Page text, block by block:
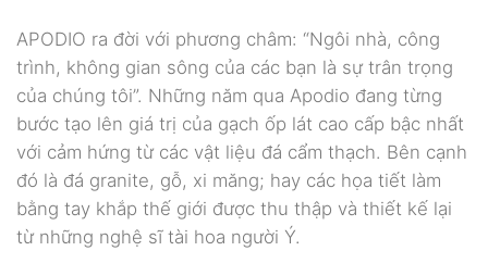
APODIO ra đời với phương châm: “Ngôi nhà, công
trình, không gian sông của các bạn là sự trân trọng
của chúng tôi”. Những năm qua Apodio đang từng
bước tạo lên giá trị của gạch ốp lát cao cấp bậc nhất
với cảm hứng từ các vật liệu đá cẩm thạch. Bên cạnh
đó là đá granite, gỗ, xi măng; hay các họa tiết làm
bằng tay khắp thế giới được thu thập và thiết kế lại
từ những nghệ sĩ tài hoa người Ý.